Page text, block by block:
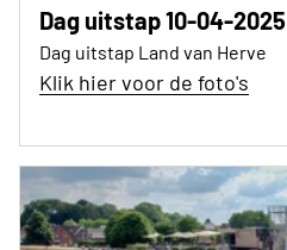
Dag uitstap 10-04-2025
Dag uitstap Land van Herve
Klik hier voor de foto's